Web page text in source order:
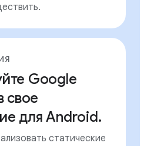
Google
свое
для Android.
статические